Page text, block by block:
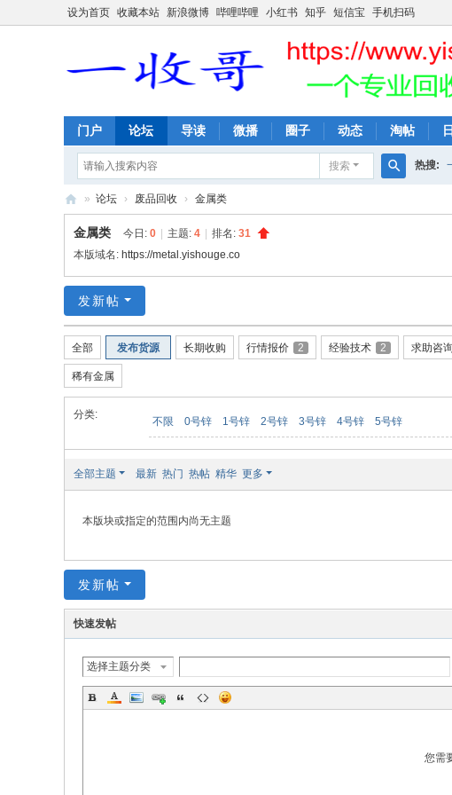
设为首页 收藏本站 新浪微博 哔哩哔哩 小红书 知乎 短信宝 手机扫码
门户 论坛 导读 微播 圈子 动态 淘帖
搜索
索
热搜:
收
哥
» 论坛 › 废品回收 › 金属类
金属类 今日: 0 主题: 4 排名: 31
本版域名: https://metal.yishouge.co
发新帖
全部 发布货源 长期收购 行情报价 2 经验技术 2 求助咨询
稀有金属
分类:
不限 0号锌 1号锌 2号锌 3号锌 4号锌 5号锌
全部主题 最新 热门 热帖 精华 更多
本版块或指定的范围内尚无主题
发新帖
快速发帖
选择主题分类
您需